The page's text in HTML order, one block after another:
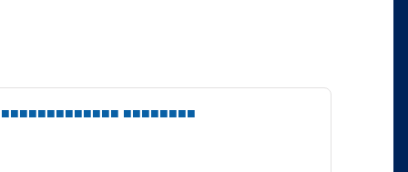
■■■■■■■■■■■■■ ■■■■■■■■